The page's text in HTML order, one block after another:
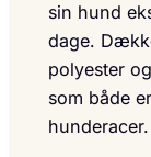
sin hund
dage.
polyester
som både
hunderacer.